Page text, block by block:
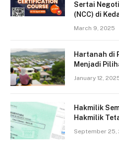
Sertai
(NCC) di
March 9, 2025
Hartanah di
Menjadi
January 12,
Hakmilik
Hakmilik
September 25,